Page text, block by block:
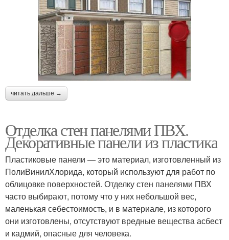
читать дальше →
Отделка стен панелями ПВХ.
Декоративные панели из пластика
Пластиковые панели — это материал, изготовленный из
ПолиВинилХлорида, который используют для работ по
облицовке поверхностей. Отделку стен панелями ПВХ
часто выбирают, потому что у них небольшой вес,
маленькая себестоимость, и в материале, из которого
они изготовлены, отсутствуют вредные вещества асбест
и кадмий, опасные для человека.